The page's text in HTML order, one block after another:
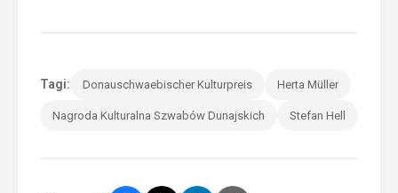
Tagi: Donauschwaebischer Kulturpreis Herta Müller
Nagroda Kulturalna Szwabów Dunajskich Stefan Hell